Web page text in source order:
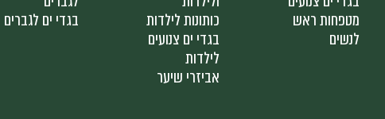
מטפחות ראש
לנשים
כותונות לילדות
בגדי ים צנועים
לילדות
אביזרי שיער
בגדי ים לגברים